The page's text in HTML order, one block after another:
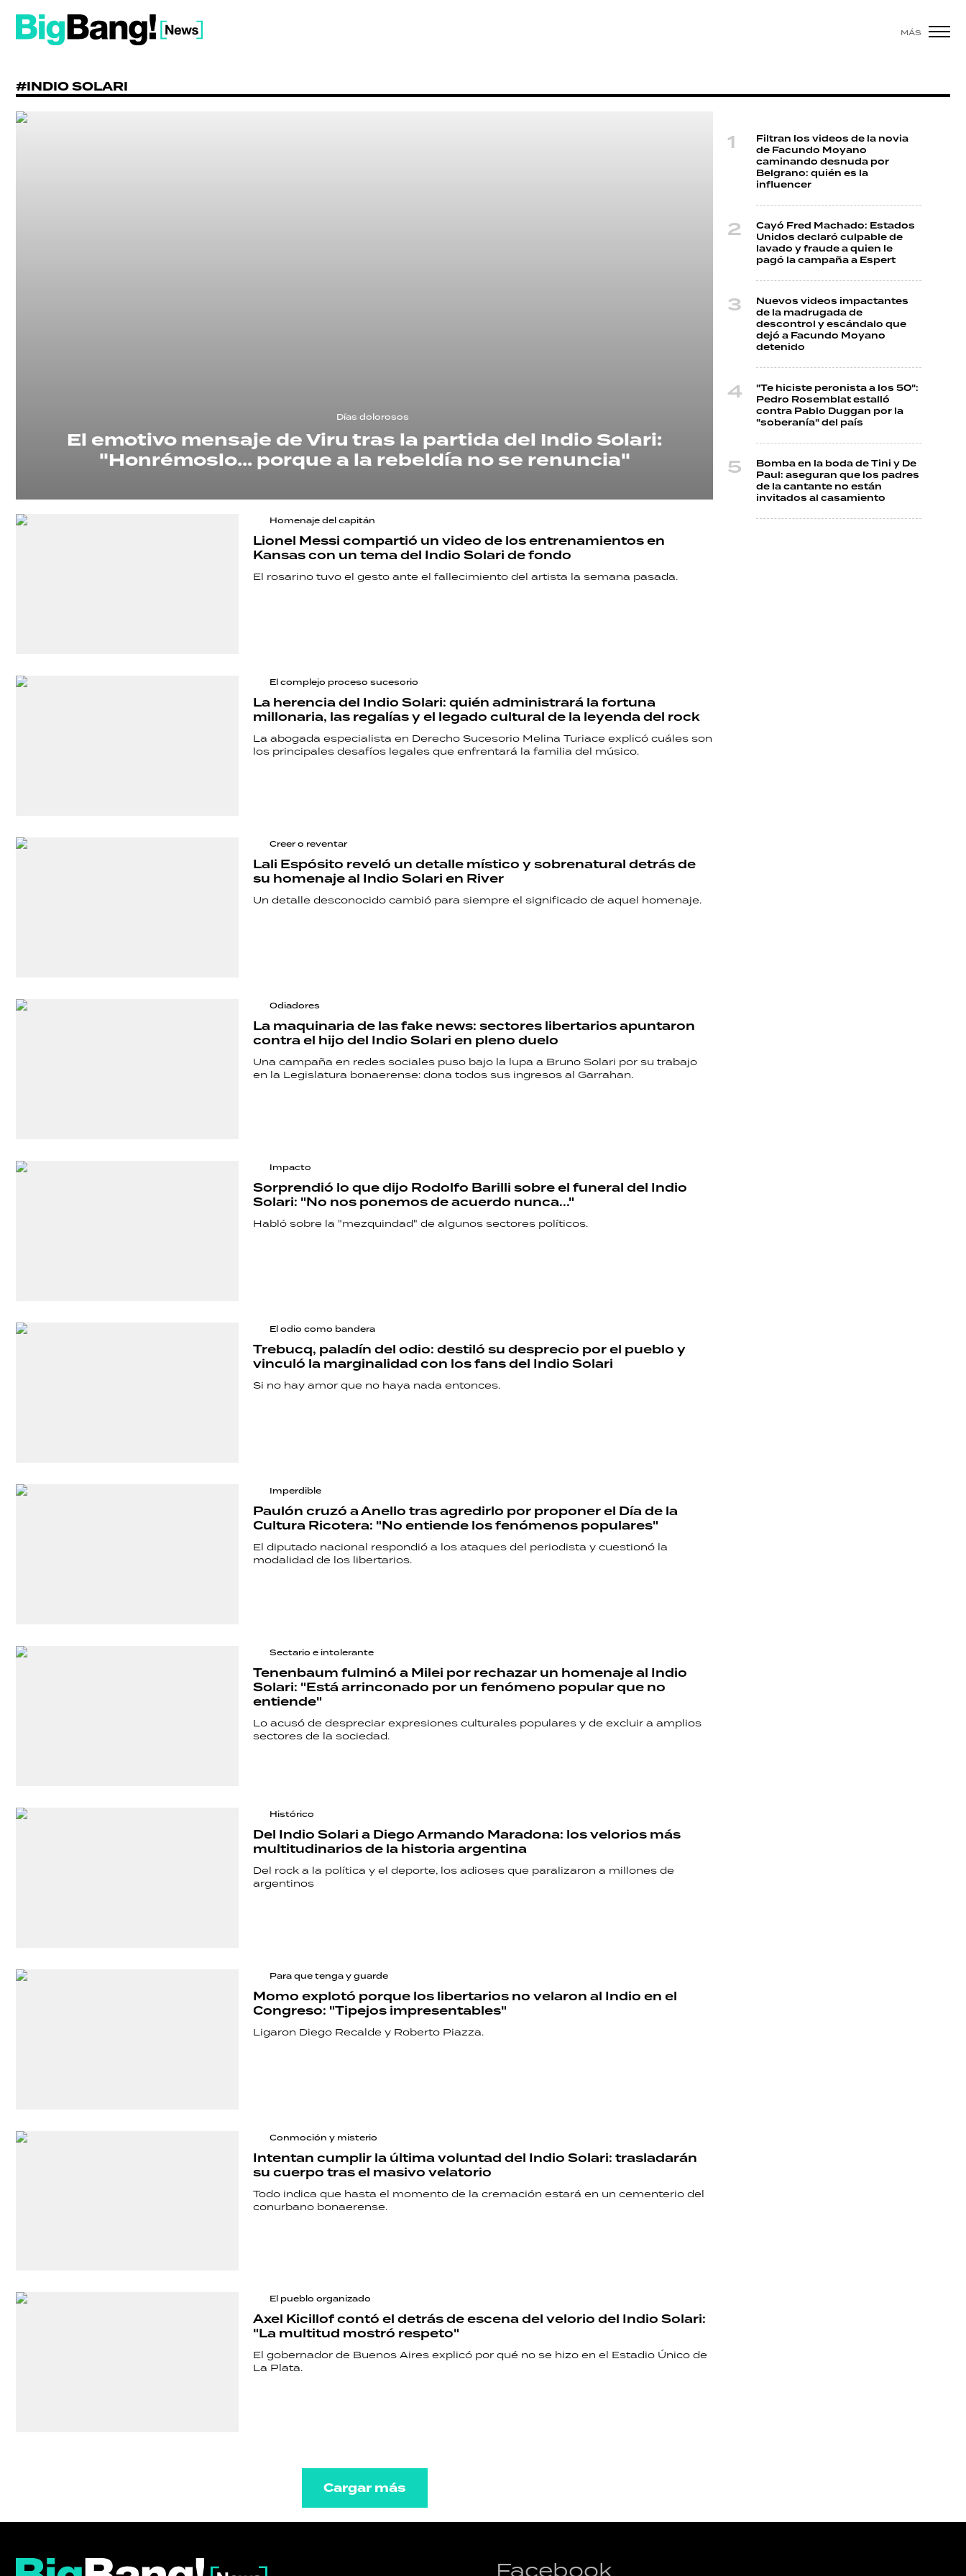
MÁS
#INDIO SOLARI
Días dolorosos
El emotivo mensaje de Viru tras la partida del Indio Solari:
"Honrémoslo... porque a la rebeldía no se renuncia"
Homenaje del capitán
Lionel Messi compartió un video de los entrenamientos en
Kansas con un tema del Indio Solari de fondo
El rosarino tuvo el gesto ante el fallecimiento del artista la semana pasada.
El complejo proceso sucesorio
La herencia del Indio Solari: quién administrará la fortuna
millonaria, las regalías y el legado cultural de la leyenda del rock
La abogada especialista en Derecho Sucesorio Melina Turiace explicó cuáles son
los principales desafíos legales que enfrentará la familia del músico.
Creer o reventar
Lali Espósito reveló un detalle místico y sobrenatural detrás de
su homenaje al Indio Solari en River
Un detalle desconocido cambió para siempre el significado de aquel homenaje.
Odiadores
La maquinaria de las fake news: sectores libertarios apuntaron
contra el hijo del Indio Solari en pleno duelo
Una campaña en redes sociales puso bajo la lupa a Bruno Solari por su trabajo
en la Legislatura bonaerense: dona todos sus ingresos al Garrahan.
Impacto
Sorprendió lo que dijo Rodolfo Barilli sobre el funeral del Indio
Solari: "No nos ponemos de acuerdo nunca..."
Habló sobre la "mezquindad" de algunos sectores políticos.
El odio como bandera
Trebucq, paladín del odio: destiló su desprecio por el pueblo y
vinculó la marginalidad con los fans del Indio Solari
Si no hay amor que no haya nada entonces.
Imperdible
Paulón cruzó a Anello tras agredirlo por proponer el Día de la
Cultura Ricotera: "No entiende los fenómenos populares"
El diputado nacional respondió a los ataques del periodista y cuestionó la
modalidad de los libertarios.
Sectario e intolerante
Tenenbaum fulminó a Milei por rechazar un homenaje al Indio
Solari: "Está arrinconado por un fenómeno popular que no
entiende"
Lo acusó de despreciar expresiones culturales populares y de excluir a amplios
sectores de la sociedad.
Histórico
Del Indio Solari a Diego Armando Maradona: los velorios más
multitudinarios de la historia argentina
Del rock a la política y el deporte, los adioses que paralizaron a millones de
argentinos
Para que tenga y guarde
Momo explotó porque los libertarios no velaron al Indio en el
Congreso: "Tipejos impresentables"
Ligaron Diego Recalde y Roberto Piazza.
Conmoción y misterio
Intentan cumplir la última voluntad del Indio Solari: trasladarán
su cuerpo tras el masivo velatorio
Todo indica que hasta el momento de la cremación estará en un cementerio del
conurbano bonaerense.
El pueblo organizado
Axel Kicillof contó el detrás de escena del velorio del Indio Solari:
"La multitud mostró respeto"
El gobernador de Buenos Aires explicó por qué no se hizo en el Estadio Único de
La Plata.
Cargar más
Filtran los videos de la novia
de Facundo Moyano
caminando desnuda por
Belgrano: quién es la
influencer
Cayó Fred Machado: Estados
Unidos declaró culpable de
lavado y fraude a quien le
pagó la campaña a Espert
Nuevos videos impactantes
de la madrugada de
descontrol y escándalo que
dejó a Facundo Moyano
detenido
"Te hiciste peronista a los 50":
Pedro Rosemblat estalló
contra Pablo Duggan por la
"soberanía" del país
Bomba en la boda de Tini y De
Paul: aseguran que los padres
de la cantante no están
invitados al casamiento
Facebook
POLÍTICA
ACTUALIDAD
ECONOMÍA
TECNOLOGÍA